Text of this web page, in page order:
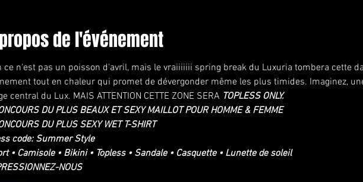
de l'événement
ce n'est pas un poisson d'avril, mais le vraiiiiiii spring break du Luxuria tombera cette
tout en chaleur qui promet de dévergonder même les plus timides. Imaginez,
central du Lux. MAIS ATTENTION CETTE ZONE SERA TOPLESS ONLY.
DU PLUS BEAUX ET SEXY MAILLOT POUR HOMME & FEMME
DU PLUS SEXY WET T-SHIRT
code: Summer Style
• Camisole • Bikini • Topless • Sandale • Casquette • Lunette de soleil
NOUS